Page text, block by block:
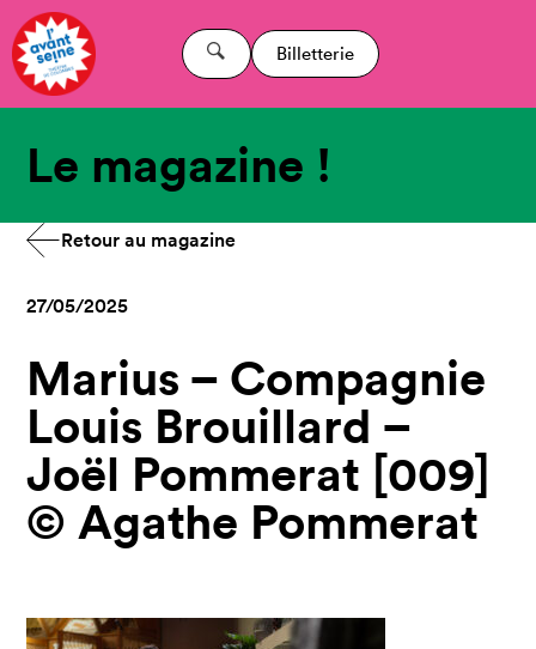
Billetterie
Le magazine !
Retour au magazine
27/05/2025
Marius – Compagnie
Louis Brouillard –
Joël Pommerat [009]
© Agathe Pommerat